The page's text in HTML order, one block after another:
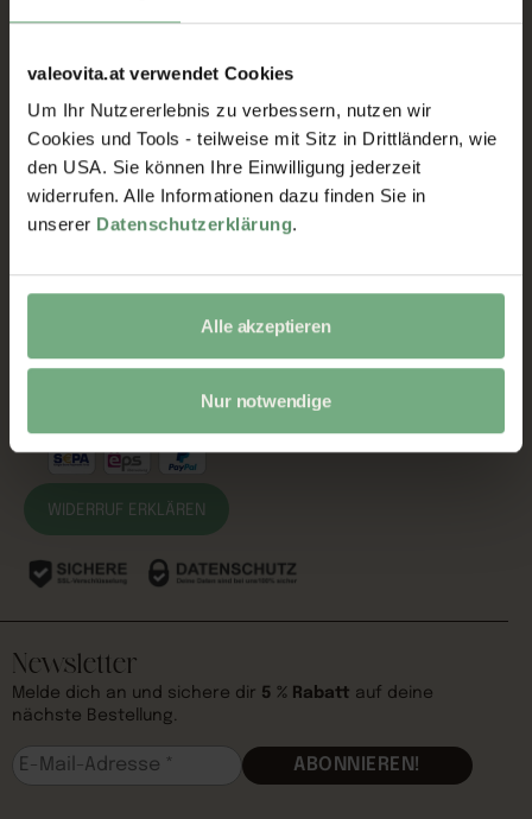
valeovita.at verwendet Cookies
Um Ihr Nutzererlebnis zu verbessern, nutzen wir
Cookies und Tools - teilweise mit Sitz in Drittländern, wie
den USA. Sie können Ihre Einwilligung jederzeit
widerrufen. Alle Informationen dazu finden Sie in
unserer Datenschutzerklärung.
Alle akzeptieren
Nur notwendige
Service
Kontakt
Cookie Einstellungen
Versand & Lieferung
Über uns
Sichere Zahlung
WIDERRUF ERKLÄREN
Newsletter
Melde dich an und sichere dir 5 % Rabatt auf deine
nächste Bestellung.